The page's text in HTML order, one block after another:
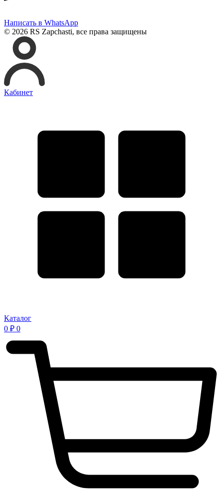
Написать в WhatsApp
© 2026 RS Zapchasti, все права защищены
Кабинет
Каталог
0 ₽ 0